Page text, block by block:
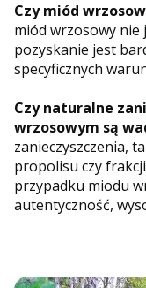
Czy miód
miód wrzosowy nie
pozyskanie jest
specyficznych
Czy naturalne
wrzosowym są
zanieczyszczenia,
propolisu czy
przypadku miodu
autentyczność,